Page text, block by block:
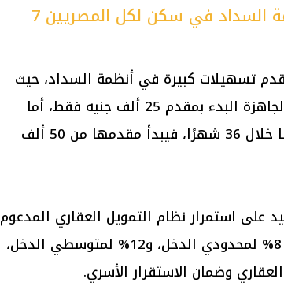
السداد في سكن لكل المصريين 7
تسهيلات كبيرة في أنظمة السداد، حيث
يمكن للراغبين في شراء الوحدات الجاهزة البدء بمقدم 25 ألف جنيه فقط، أما
الوحدات التي سيتم تسليمها لاحقًا خلال 36 شهرًا، فيبدأ مقدمها من 50 ألف
على استمرار نظام التمويل العقاري المدعوم
على مدى 20 عامًا بفائدة لا تتجاوز 8% لمحدودي الدخل، و12% لمتوسطي الدخل،
وضمان الاستقرار الأسري.